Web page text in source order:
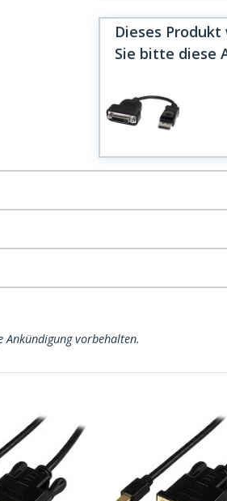
Dieses
Sie bitte diese
Ankündigung vorbehalten.